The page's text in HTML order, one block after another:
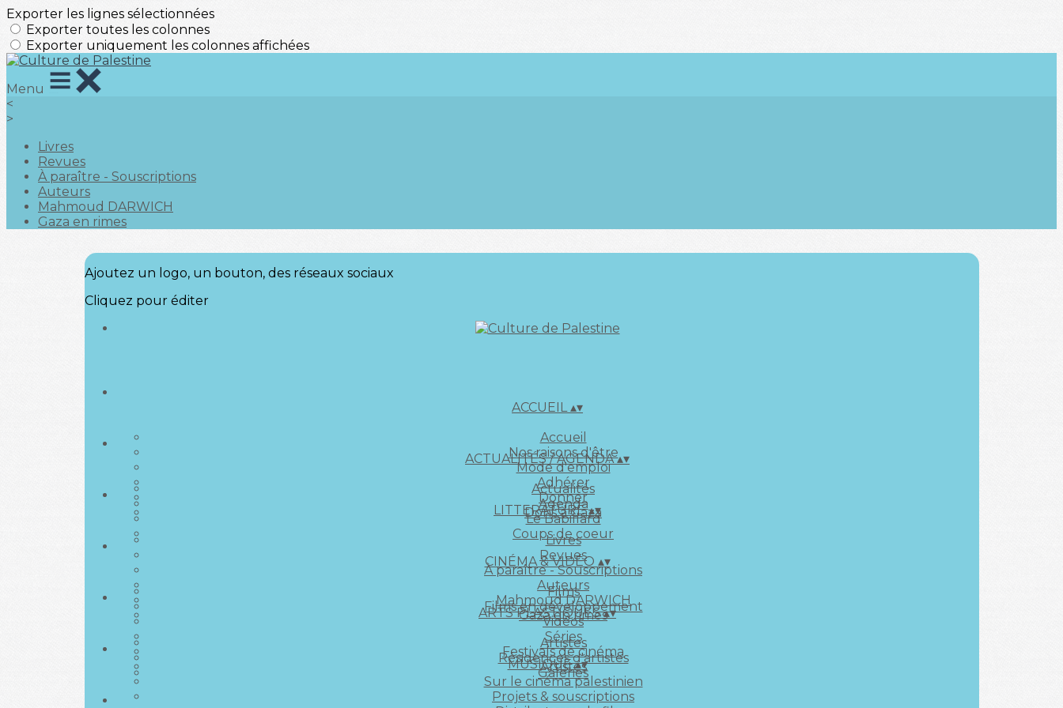
Exporter les lignes sélectionnées
Exporter toutes les colonnes
Exporter uniquement les colonnes affichées
Menu
<
>
Livres
Revues
À paraître - Souscriptions
Auteurs
Mahmoud DARWICH
Gaza en rimes
Ajoutez un logo, un bouton, des réseaux sociaux
Cliquez pour éditer
ACCUEIL▴▾
Accueil
Nos raisons d'être
Mode d'emploi
Adhérer
Donner
Dons à Gaza
ACTUALITÉS / AGENDA▴▾
Actualités
Agenda
Le Babillard
Coups de coeur
LITTERATURE▴▾
Livres
Revues
À paraître - Souscriptions
Auteurs
Mahmoud DARWICH
Gaza en rimes
CINÉMA & VIDÉO ▴▾
Films
Films en développement
Vidéos
Séries
Festivals de cinéma
Artistes
Sur le cinéma palestinien
Projets & souscriptions
ARTS PLASTIQUES▴▾
Artistes
Résidences d'artistes
Galeries
MUSIQUE▴▾